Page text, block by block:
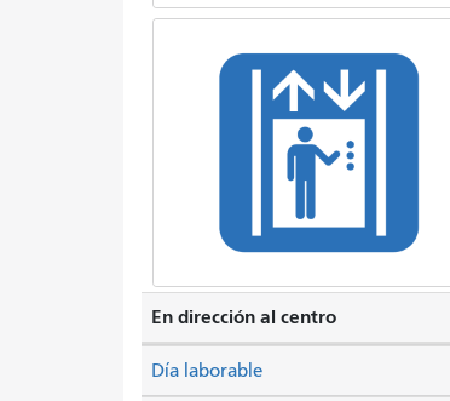
En dirección al centro
Día laborable